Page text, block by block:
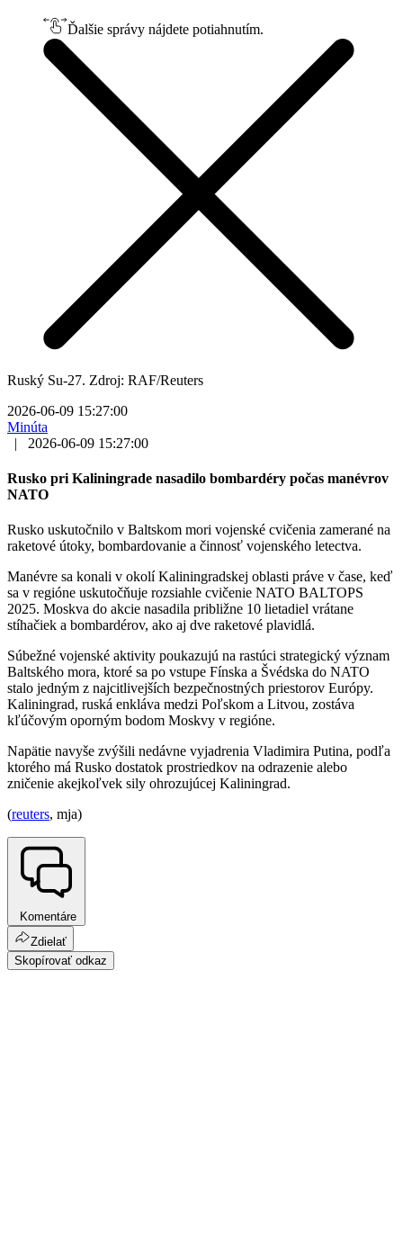
Ďalšie správy nájdete potiahnutím.
Ruský Su-27. Zdroj: RAF/Reuters
2026-06-09 15:27:00
Minúta
|
2026-06-09 15:27:00
Rusko pri Kaliningrade nasadilo bombardéry počas manévrov
NATO
Rusko uskutočnilo v Baltskom mori vojenské cvičenia zamerané na
raketové útoky, bombardovanie a činnosť vojenského letectva.
Manévre sa konali v okolí Kaliningradskej oblasti práve v čase, keď
sa v regióne uskutočňuje rozsiahle cvičenie NATO BALTOPS
2025. Moskva do akcie nasadila približne 10 lietadiel vrátane
stíhačiek a bombardérov, ako aj dve raketové plavidlá.
Súbežné vojenské aktivity poukazujú na rastúci strategický význam
Baltského mora, ktoré sa po vstupe Fínska a Švédska do NATO
stalo jedným z najcitlivejších bezpečnostných priestorov Európy.
Kaliningrad, ruská enkláva medzi Poľskom a Litvou, zostáva
kľúčovým oporným bodom Moskvy v regióne.
Napätie navyše zvýšili nedávne vyjadrenia Vladimira Putina, podľa
ktorého má Rusko dostatok prostriedkov na odrazenie alebo
zničenie akejkoľvek sily ohrozujúcej Kaliningrad.
(reuters, mja)
Komentáre
Zdielať
Skopírovať odkaz